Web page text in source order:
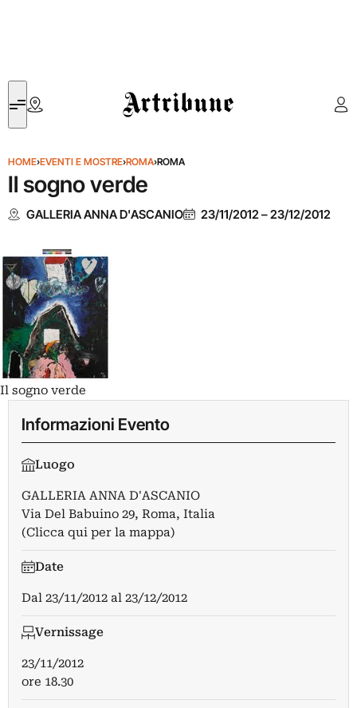
Artribune
HOME›EVENTI E MOSTRE›ROMA›ROMA
Il sogno verde
GALLERIA ANNA D'ASCANIO 23/11/2012–23/12/2012
Il sogno verde
Informazioni Evento
Luogo
GALLERIA ANNA D'ASCANIO
Via Del Babuino 29, Roma, Italia
(Clicca qui per la mappa)
Date
Dal 23/11/2012 al 23/12/2012
Vernissage
23/11/2012
ore 18.30